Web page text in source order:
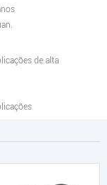
de alta